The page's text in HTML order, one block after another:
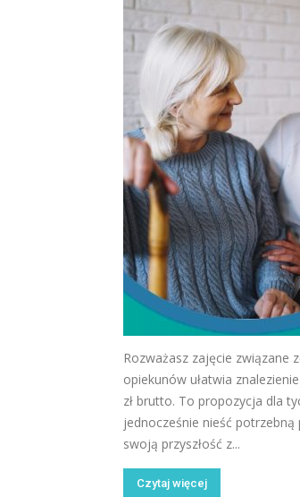
Rozważasz zajęcie związane
opiekunów ułatwia
zł brutto. To propozycja dla
jednocześnie nieść
swoją przyszłość z...
Czytaj więcej